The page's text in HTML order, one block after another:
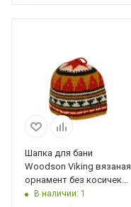
Шапка для бани
Woodson Viking вязаная
орнамент без косичек
(оранжевый)
В наличии: 1